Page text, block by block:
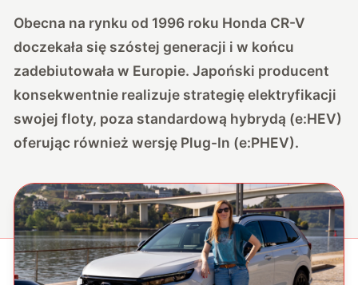
Obecna na rynku od 1996 roku Honda CR-V
doczekała się szóstej generacji i w końcu
zadebiutowała w Europie. Japoński producent
konsekwentnie realizuje strategię elektryfikacji
swojej floty, poza standardową hybrydą (e:HEV)
oferując również wersję Plug-In (e:PHEV).